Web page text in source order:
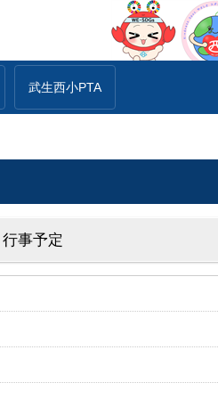
武生西小PTA
行事予定